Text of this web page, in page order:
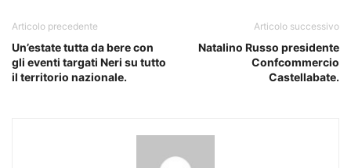
Articolo precedente
Un’estate tutta da bere con
gli eventi targati Neri su tutto
il territorio nazionale.
Articolo successivo
Natalino Russo presidente
Confcommercio
Castellabate.